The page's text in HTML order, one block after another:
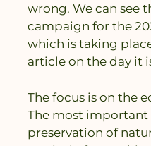
wrong. We can see
campaign for the
which is taking
article on the day it
The focus is on the
The most important
preservation of